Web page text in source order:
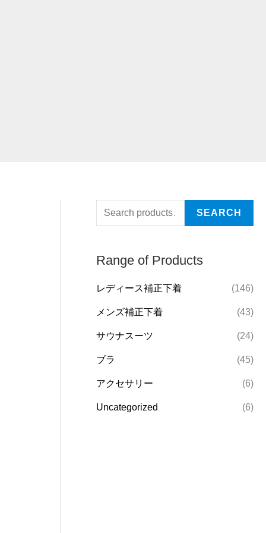
SEARCH
Range of Products
レディース補正下着 (146)
メンズ補正下着 (43)
サウナスーツ (24)
ブラ (45)
アクセサリー (6)
Uncategorized (6)